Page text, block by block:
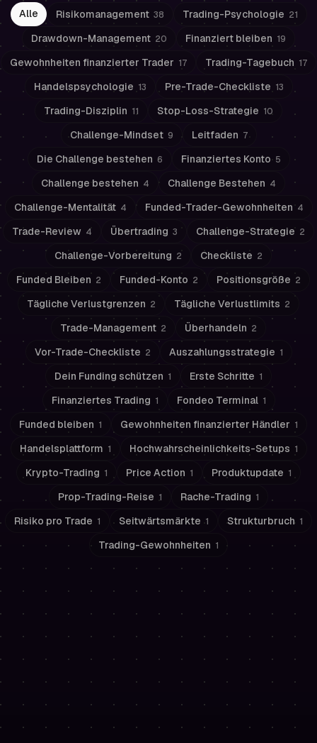
Alle Risikomanagement 38 Trading-Psychologie 21
Drawdown-Management 20 Finanziert bleiben 19
Gewohnheiten finanzierter Trader 17 Trading-Tagebuch 17
Handelspsychologie 13 Pre-Trade-Checkliste 13
Trading-Disziplin 11 Stop-Loss-Strategie 10
Challenge-Mindset 9 Leitfaden 7
Die Challenge bestehen 6 Finanziertes Konto 5
Challenge bestehen 4 Challenge Bestehen 4
Challenge-Mentalität 4 Funded-Trader-Gewohnheiten 4
Trade-Review 4 Übertrading 3 Challenge-Strategie 2
Challenge-Vorbereitung 2 Checkliste 2
Funded Bleiben 2 Funded-Konto 2 Positionsgröße 2
Tägliche Verlustgrenzen 2 Tägliche Verlustlimits 2
Trade-Management 2 Überhandeln 2
Vor-Trade-Checkliste 2 Auszahlungsstrategie 1
Dein Funding schützen 1 Erste Schritte 1
Finanziertes Trading 1 Fondeo Terminal 1
Funded bleiben 1 Gewohnheiten finanzierter Händler 1
Handelsplattform 1 Hochwahrscheinlichkeits-Setups 1
Krypto-Trading 1 Price Action 1 Produktupdate 1
Prop-Trading-Reise 1 Rache-Trading 1
Risiko pro Trade 1 Seitwärtsmärkte 1 Strukturbruch 1
Trading-Gewohnheiten 1